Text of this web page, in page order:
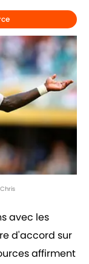
avec les
d'accord sur
affirment